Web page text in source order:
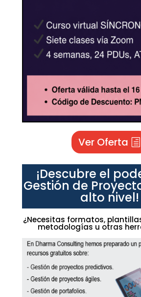
Ver Oferta
¡Descubre el
Gestión de
alto nivel!
¿Necesitas formatos,
metodologías u otras